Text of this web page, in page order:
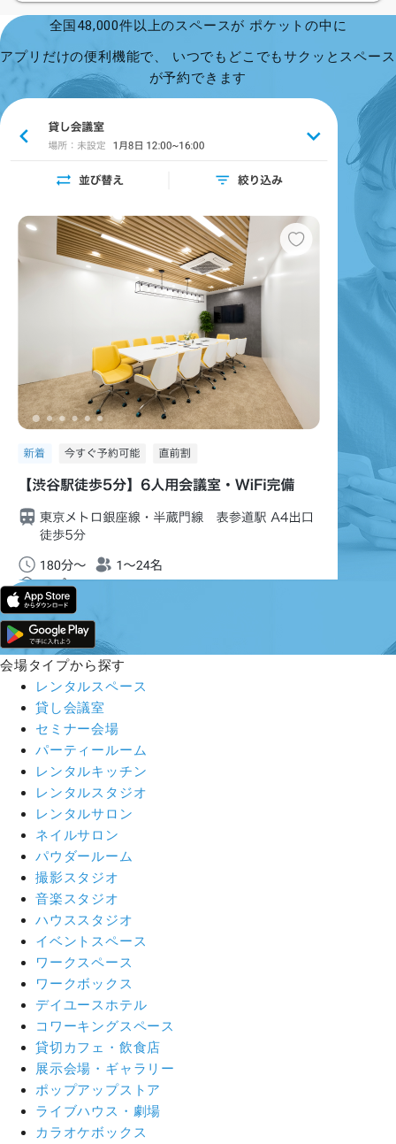
全国48,000件以上のスペースが ポケットの中に
アプリだけの便利機能で、 いつでもどこでもサクッとスペース
が予約できます
会場タイプから探す
レンタルスペース
貸し会議室
セミナー会場
パーティールーム
レンタルキッチン
レンタルスタジオ
レンタルサロン
ネイルサロン
パウダールーム
撮影スタジオ
音楽スタジオ
ハウススタジオ
イベントスペース
ワークスペース
ワークボックス
デイユースホテル
コワーキングスペース
貸切カフェ・飲食店
展示会場・ギャラリー
ポップアップストア
ライブハウス・劇場
カラオケボックス